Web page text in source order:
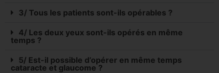
3/ Tous les patients sont-ils opérables ?
4/ Les deux yeux sont-ils opérés en même
temps ?
5/ Est-il possible d’opérer en même temps
cataracte et glaucome ?